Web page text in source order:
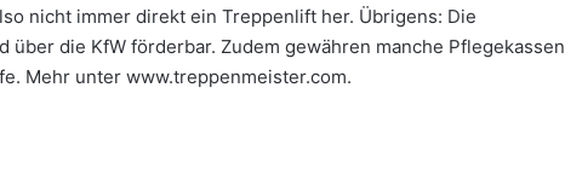
nicht immer direkt ein Treppenlift her. Übrigens: Die
über die KfW förderbar. Zudem gewähren manche Pflegekassen
Mehr unter www.treppenmeister.com.